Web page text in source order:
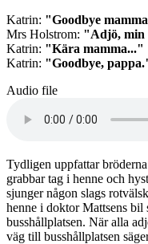
Katrin: "Goodbye
Mrs Holstrom: "Adjö, min
Katrin: "Kära mamma..."
Katrin: "Goodbye,
Audio file
Tydligen uppfattar
grabbar tag i henne och
sjunger någon slags
henne i doktor Mattsens bil
busshållplatsen. När alla
väg till busshållplatsen